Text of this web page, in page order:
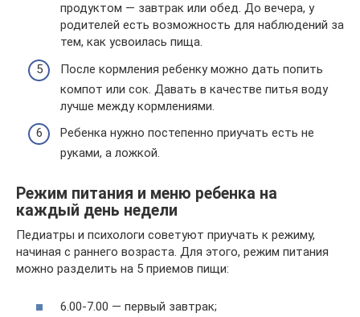
продуктом — завтрак или обед. До вечера, у
родителей есть возможность для наблюдений за
тем, как усвоилась пища.
После кормления ребенку можно дать попить
компот или сок. Давать в качестве питья воду
лучше между кормлениями.
Ребенка нужно постепенно приучать есть не
руками, а ложкой.
Режим питания и меню ребенка на
каждый день недели
Педиатры и психологи советуют приучать к режиму,
начиная с раннего возраста. Для этого, режим питания
можно разделить на 5 приемов пищи:
6.00-7.00 — первый завтрак;